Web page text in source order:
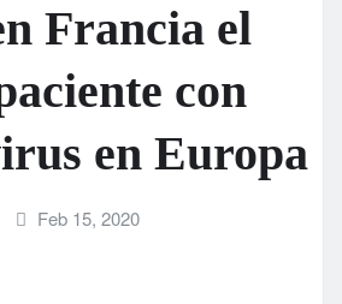
Francia el
con
en Europa
Feb 15, 2020